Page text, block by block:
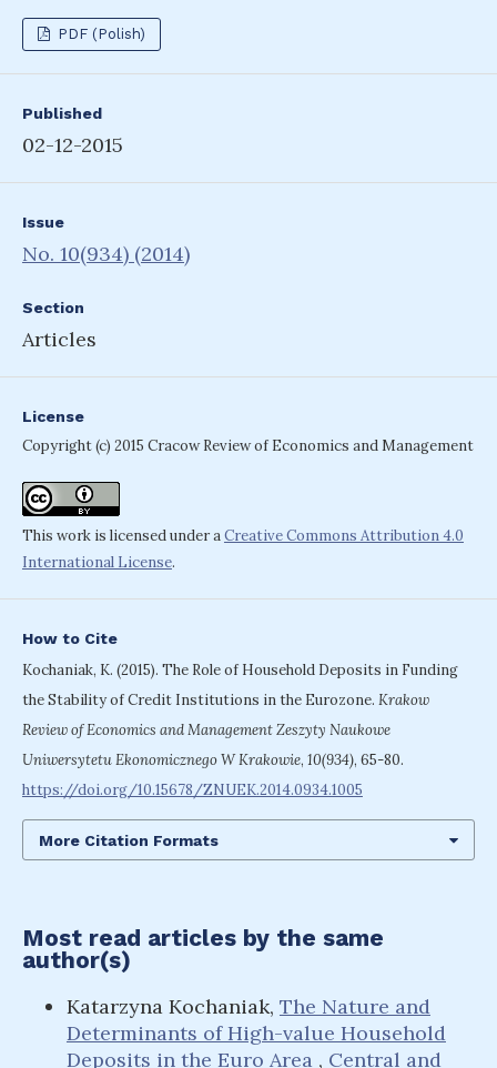
PDF (Polish)
Published
02-12-2015
Issue
No. 10(934) (2014)
Section
Articles
License
Copyright (c) 2015 Cracow Review of Economics and Management
This work is licensed under aCreative Commons Attribution 4.0
International License.
How to Cite
Kochaniak, K. (2015). The Role of Household Deposits in Funding
the Stability of Credit Institutions in the Eurozone. Krakow
Review of Economics and Management Zeszyty Naukowe
Uniwersytetu Ekonomicznego W Krakowie, 10(934), 65-80.
https://doi.org/10.15678/ZNUEK.2014.0934.1005
More Citation Formats
Most read articles by the same
author(s)
Katarzyna Kochaniak, The Nature and
Determinants of High-value Household
Deposits in the Euro Area , Central and